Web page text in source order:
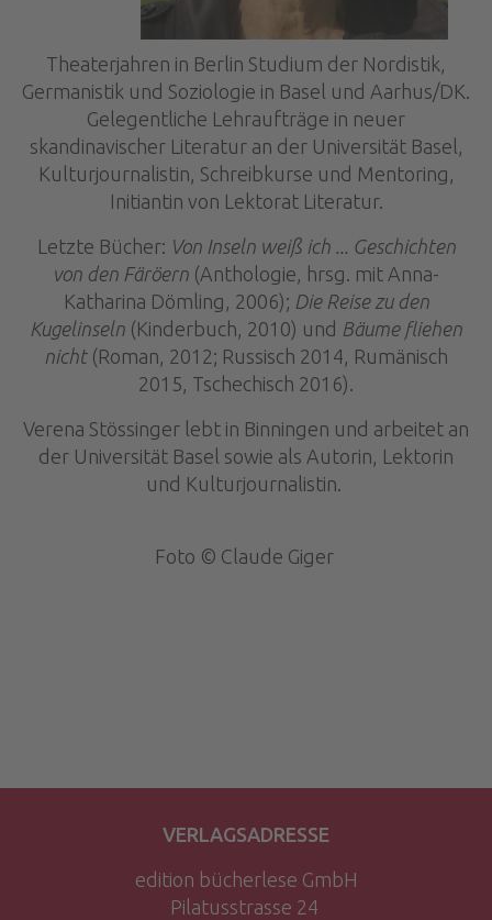
Theaterjahren in Berlin Studium der Nordistik,
Germanistik und Soziologie in Basel und Aarhus/DK.
Gelegentliche Lehraufträge in neuer
skandinavischer Literatur an der Universität Basel,
Kulturjournalistin, Schreibkurse und Mentoring,
Initiantin von Lektorat Literatur.
Letzte Bücher: Von Inseln weiß ich ... Geschichten
von den Färöern (Anthologie, hrsg. mit Anna-
Katharina Dömling, 2006); Die Reise zu den
Kugelinseln (Kinderbuch, 2010) und Bäume fliehen
nicht(Roman, 2012; Russisch 2014, Rumänisch
2015, Tschechisch 2016).
Verena Stössinger lebt in Binningen und arbeitet an
der Universität Basel sowie als Autorin, Lektorin
und Kulturjournalistin.
Foto © Claude Giger
VERLAGSADRESSE
edition bücherlese GmbH
Pilatusstrasse 24